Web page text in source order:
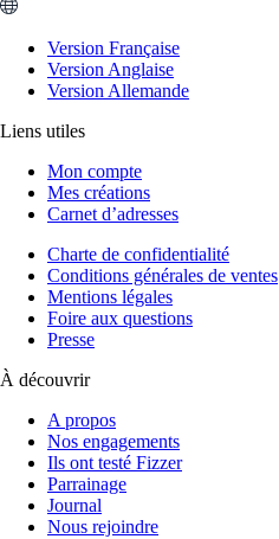
Version Française
Version Anglaise
Version Allemande
Liens utiles
Mon compte
Mes créations
Carnet d’adresses
Charte de confidentialité
Conditions générales de ventes
Mentions légales
Foire aux questions
Presse
À découvrir
A propos
Nos engagements
Ils ont testé Fizzer
Parrainage
Journal
Nous rejoindre